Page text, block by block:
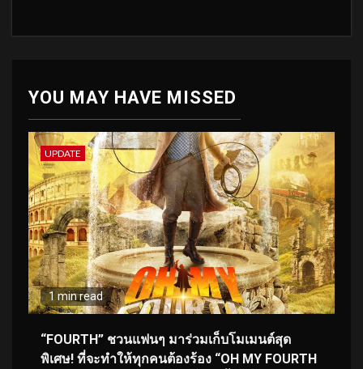
YOU MAY HAVE MISSED
UPDATE
1 min read
“FOURTH” ชวนแฟนๆ มาร่วมเก็บโมเมนต์สุด
พิเศษ! ที่จะทำให้ทุกคนต้องร้อง “OH MY FOURTH